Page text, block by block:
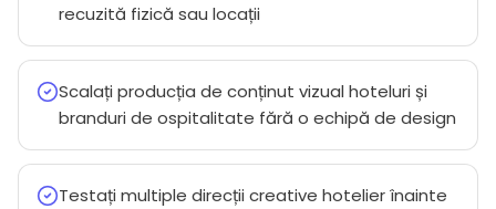
recuzită fizică sau locații
Scalați producția de conținut vizual hoteluri și
branduri de ospitalitate fără o echipă de design
Testați multiple direcții creative hotelier înainte